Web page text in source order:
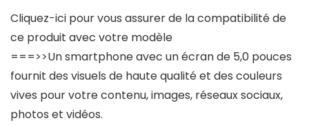
Cliquez-ici pour vous assurer de la compatibilité de
ce produit avec votre modèle
===>>Un smartphone avec un écran de 5,0 pouces
fournit des visuels de haute qualité et des couleurs
vives pour votre contenu, images, réseaux sociaux,
photos et vidéos.